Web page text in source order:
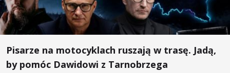
Pisarze na motocyklach ruszają w trasę. Jadą,
by pomóc Dawidowi z Tarnobrzega